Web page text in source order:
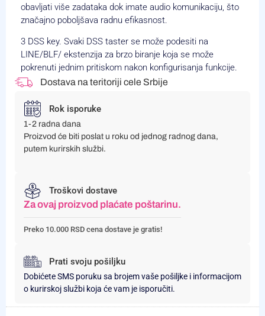
obavljati više zadataka dok imate audio komunikaciju, što
značajno poboljšava radnu efikasnost.
3 DSS key. Svaki DSS taster se može podesiti na
LINE/BLF/ ekstenzija za brzo biranje koja se može
pokrenuti jednim pritiskom nakon konfigurisanja funkcije.
Dostava na teritoriji cele Srbije
Rok isporuke
1-2 radna dana
Proizvod će biti poslat u roku od jednog radnog dana,
putem kurirskih službi.
Troškovi dostave
Za ovaj proizvod plaćate poštarinu.
Preko 10.000 RSD cena dostave je gratis!
Prati svoju pošiljku
Dobićete SMS poruku sa brojem vaše pošiljke i informacijom
o kurirskoj službi koja će vam je isporučiti.